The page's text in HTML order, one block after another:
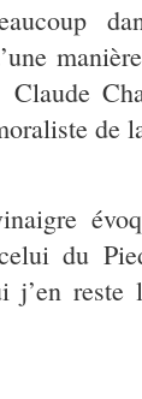
Claude
de
du
j’en